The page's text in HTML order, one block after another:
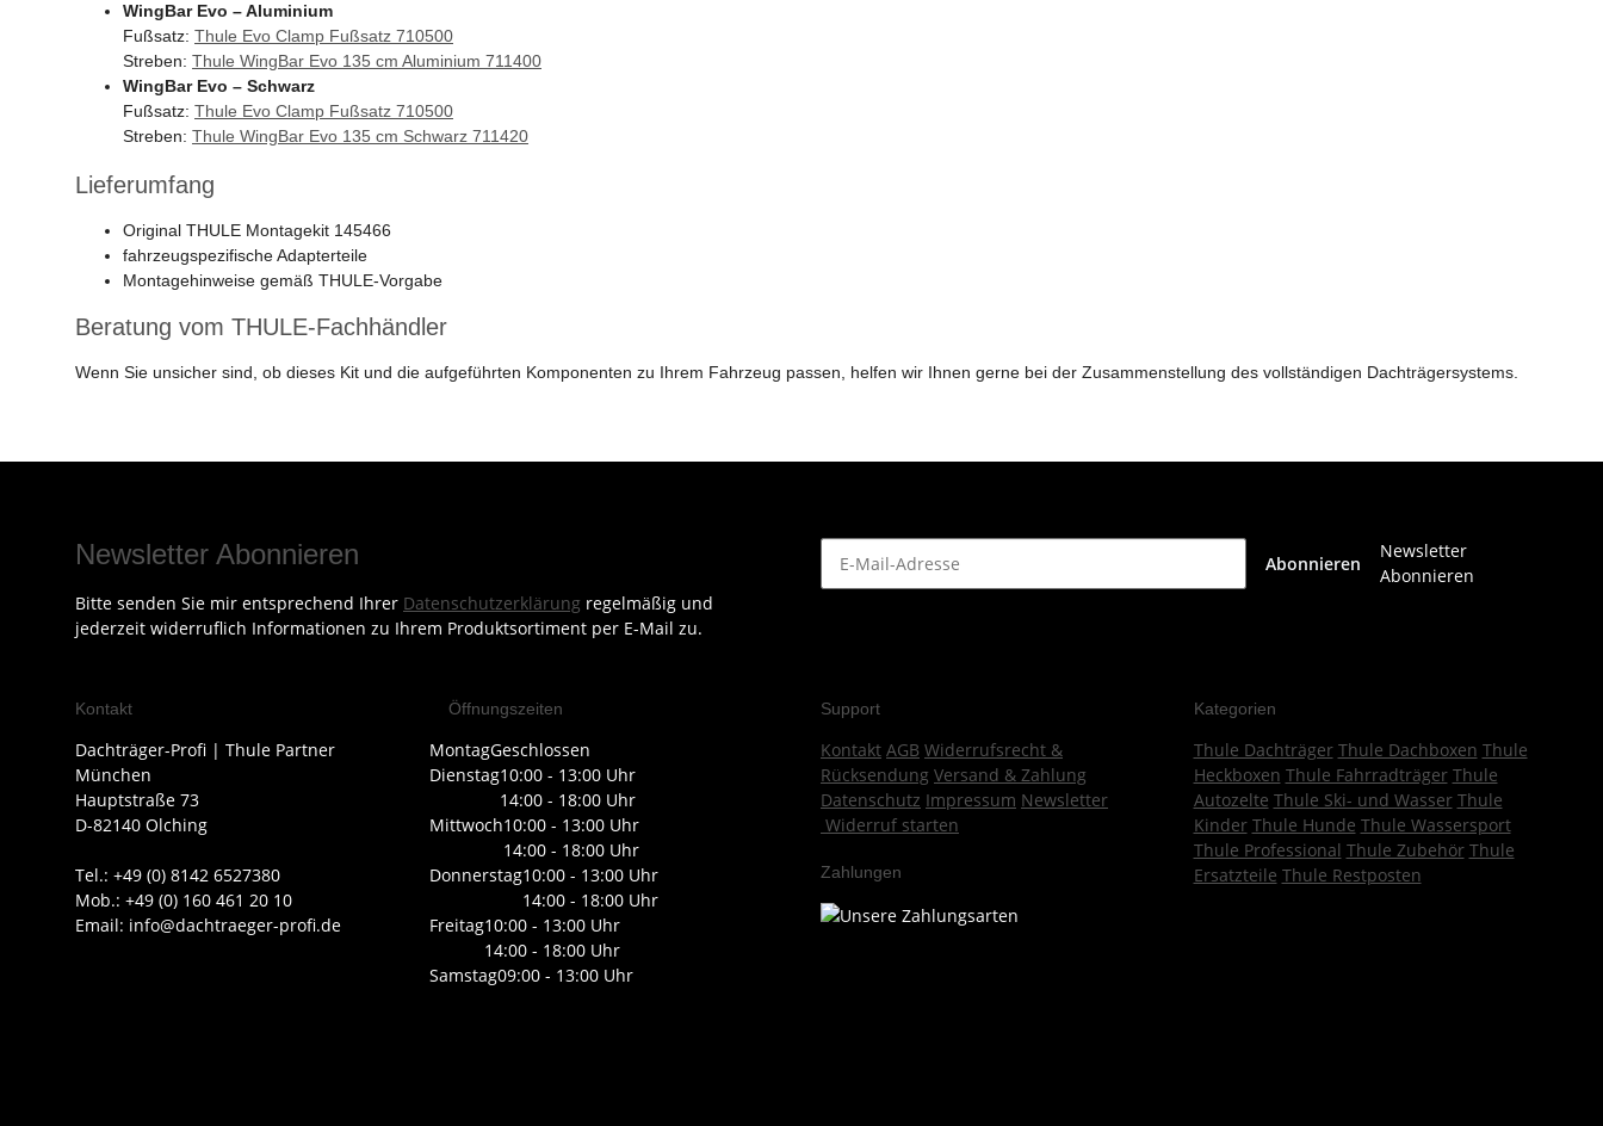
WingBar Evo – Aluminium
Fußsatz: Thule Evo Clamp Fußsatz 710500
Streben: Thule WingBar Evo 135 cm Aluminium 711400
WingBar Evo – Schwarz
Fußsatz: Thule Evo Clamp Fußsatz 710500
Streben: Thule WingBar Evo 135 cm Schwarz 711420
Lieferumfang
Original THULE Montagekit 145466
fahrzeugspezifische Adapterteile
Montagehinweise gemäß THULE-Vorgabe
Beratung vom THULE-Fachhändler
Wenn Sie unsicher sind, ob dieses Kit und die aufgeführten Komponenten zu Ihrem Fahrzeug passen, helfen wir Ihnen gerne bei der Zusammenstellung des vollständigen Dachträgersystems.
Newsletter Abonnieren
Bitte senden Sie mir entsprechend Ihrer Datenschutzerklärung regelmäßig und
jederzeit widerruflich Informationen zu Ihrem Produktsortiment per E-Mail zu.
Abonnieren
Newsletter
Abonnieren
Kontakt
Dachträger-Profi | Thule Partner
München
Hauptstraße 73
D-82140 Olching
Tel.: +49 (0) 8142 6527380
Mob.: +49 (0) 160 461 20 10
Email: info@dachtraeger-profi.de
Öffnungszeiten
MontagGeschlossen
Dienstag10:00 - 13:00 Uhr
14:00 - 18:00 Uhr
Mittwoch10:00 - 13:00 Uhr
14:00 - 18:00 Uhr
Donnerstag10:00 - 13:00 Uhr
14:00 - 18:00 Uhr
Freitag10:00 - 13:00 Uhr
14:00 - 18:00 Uhr
Samstag09:00 - 13:00 Uhr
Support
Kontakt AGB Widerrufsrecht &
Rücksendung Versand & Zahlung
Datenschutz Impressum Newsletter
Widerruf starten
Zahlungen
Kategorien
Thule Dachträger Thule Dachboxen Thule
Heckboxen Thule Fahrradträger Thule
Autozelte Thule Ski- und Wasser Thule
Kinder Thule Hunde Thule Wassersport
Thule Professional Thule Zubehör Thule
Ersatzteile Thule Restposten